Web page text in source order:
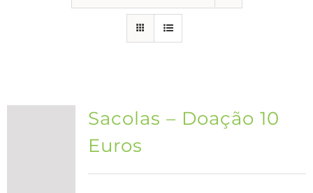
Sacolas – Doação 10
Euros